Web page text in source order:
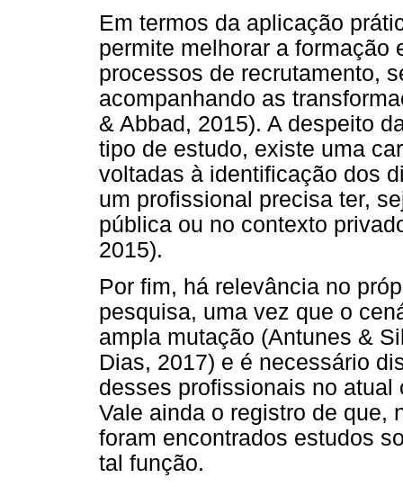
Em termos da aplicação
permite melhorar a
processos de recrutamento,
acompanhando as
& Abbad, 2015). A despeito
tipo de estudo, existe uma
voltadas à identificação dos
um profissional precisa ter,
pública ou no contexto
2015).
Por fim, há relevância no
pesquisa, uma vez que o
ampla mutação (Antunes &
Dias, 2017) e é necessário
desses profissionais no
Vale ainda o registro de que,
foram encontrados estudos
tal função.